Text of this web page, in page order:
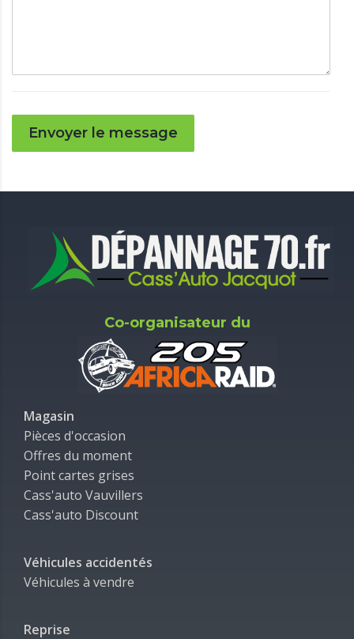
Co-organisateur du
Magasin
Pièces d'occasion
Offres du moment
Point cartes grises
Cass'auto Vauvillers
Cass'auto Discount
Véhicules accidentés
Véhicules à vendre
Reprise